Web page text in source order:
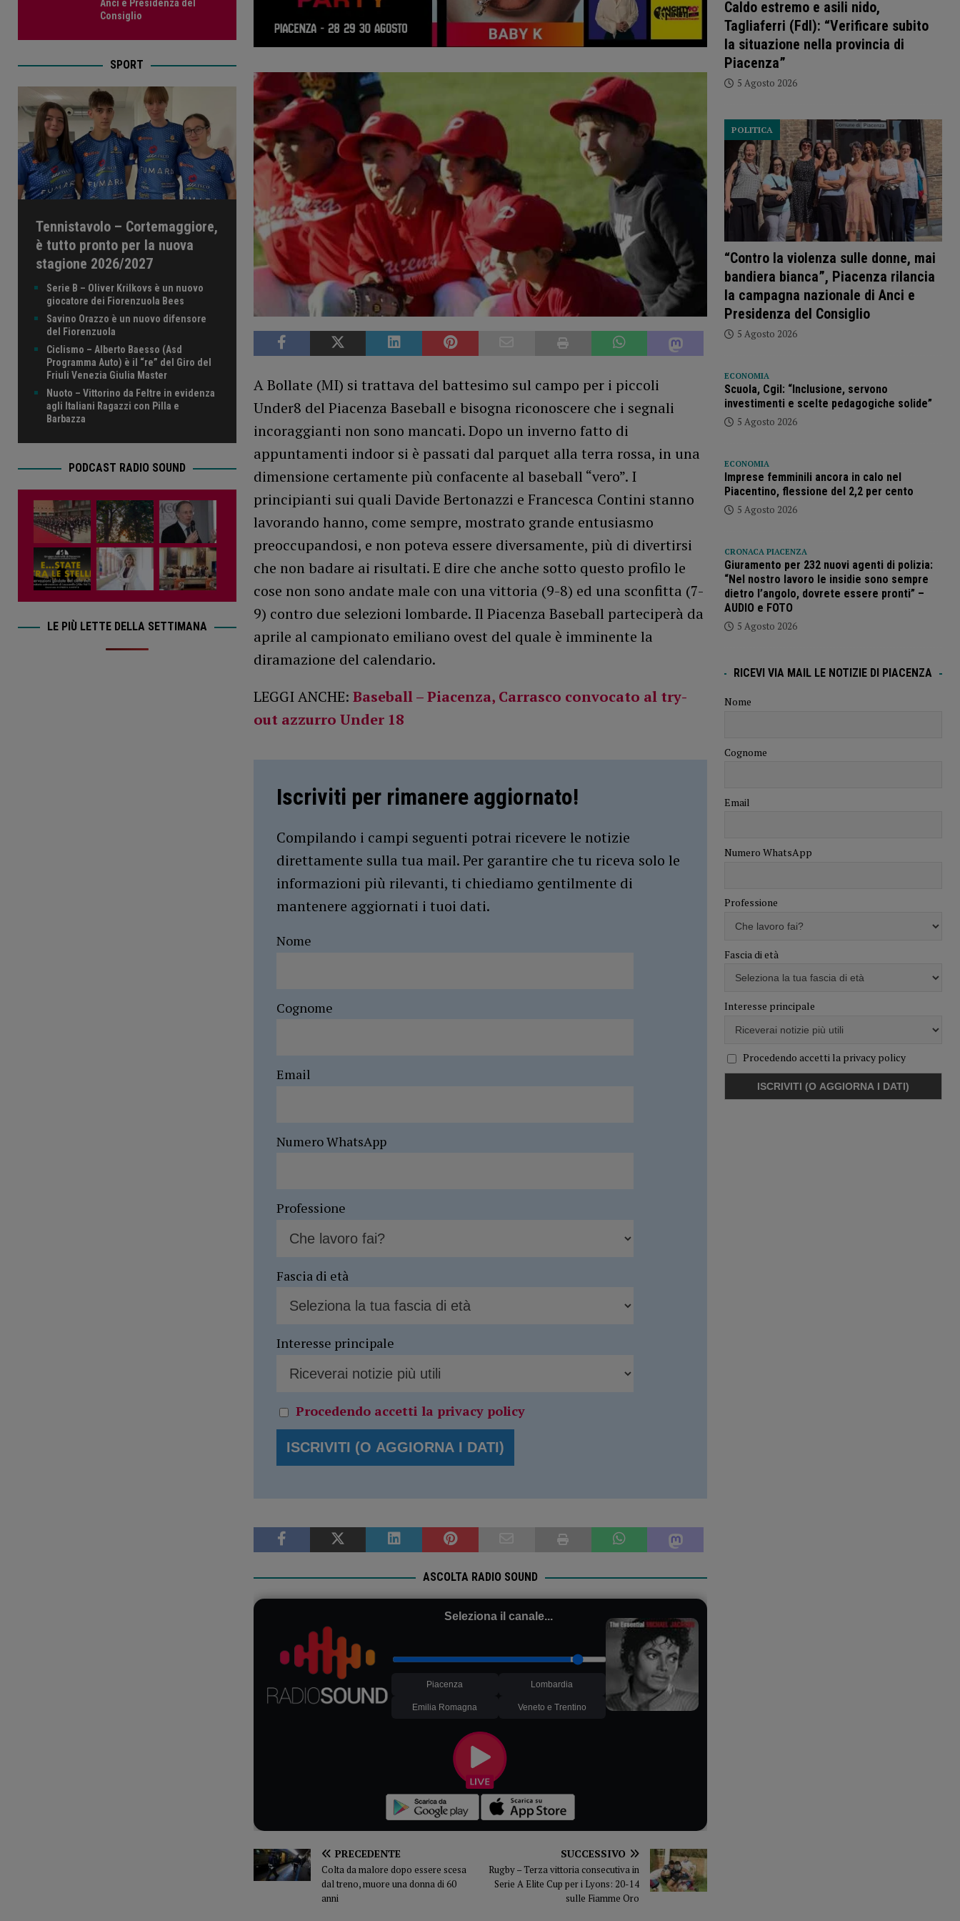
A Bollate (MI) si trattava del battesimo sul campo per i piccoli
Under8 del Piacenza Baseball e bisogna riconoscere che i segnali
incoraggianti non sono mancati. Dopo un inverno fatto di
appuntamenti indoor si è passati dal parquet alla terra rossa, in una
dimensione certamente più confacente al baseball “vero”. I
principianti sui quali Davide Bertonazzi e Francesca Contini stanno
lavorando hanno, come sempre, mostrato grande entusiasmo
preoccupandosi, e non poteva essere diversamente, più di divertirsi
che non badare ai risultati. E dire che anche sotto questo profilo le
cose non sono andate male con una vittoria (9-8) ed una sconfitta (7-
9) contro due selezioni lombarde. Il Piacenza Baseball parteciperà da
aprile al campionato emiliano ovest del quale è imminente la
diramazione del calendario.
LEGGI ANCHE: Baseball – Piacenza, Carrasco convocato al try-
out azzurro Under 18
Iscriviti per rimanere aggiornato!
Compilando i campi seguenti potrai ricevere le notizie
direttamente sulla tua mail. Per garantire che tu riceva solo le
informazioni più rilevanti, ti chiediamo gentilmente di
mantenere aggiornati i tuoi dati.
Nome
Cognome
Email
Numero WhatsApp
Professione
Fascia di età
Interesse principale
Procedendo accetti la privacy policy
ASCOLTA RADIO SOUND
Seleziona il canale...
Piacenza Lombardia
Emilia Romagna Veneto e Trentino
PRECEDENTE
Colta da malore dopo essere scesa
dal treno, muore una donna di 60
anni
SUCCESSIVO
Rugby – Terza vittoria consecutiva in
Serie A Elite Cup per i Lyons: 20-14
sulle Fiamme Oro
Anci e Presidenza del
Consiglio
SPORT
Tennistavolo – Cortemaggiore,
è tutto pronto per la nuova
stagione 2026/2027
Serie B – Oliver Krilkovs è un nuovo
giocatore dei Fiorenzuola Bees
Savino Orazzo è un nuovo difensore
del Fiorenzuola
Ciclismo – Alberto Baesso (Asd
Programma Auto) è il “re” del Giro del
Friuli Venezia Giulia Master
Nuoto – Vittorino da Feltre in evidenza
agli Italiani Ragazzi con Pilla e
Barbazza
PODCAST RADIO SOUND
LE PIÙ LETTE DELLA SETTIMANA
Caldo estremo e asili nido,
Tagliaferri (FdI): “Verificare subito
la situazione nella provincia di
Piacenza”
5 Agosto 2026
“Contro la violenza sulle donne, mai
bandiera bianca”, Piacenza rilancia
la campagna nazionale di Anci e
Presidenza del Consiglio
POLITICA
5 Agosto 2026
ECONOMIA
Scuola, Cgil: “Inclusione, servono
investimenti e scelte pedagogiche solide”
5 Agosto 2026
ECONOMIA
Imprese femminili ancora in calo nel
Piacentino, flessione del 2,2 per cento
5 Agosto 2026
CRONACA PIACENZA
Giuramento per 232 nuovi agenti di polizia:
“Nel nostro lavoro le insidie sono sempre
dietro l’angolo, dovrete essere pronti” –
AUDIO e FOTO
5 Agosto 2026
RICEVI VIA MAIL LE NOTIZIE DI PIACENZA
Nome
Cognome
Email
Numero WhatsApp
Professione
Fascia di età
Interesse principale
Procedendo accetti la privacy policy